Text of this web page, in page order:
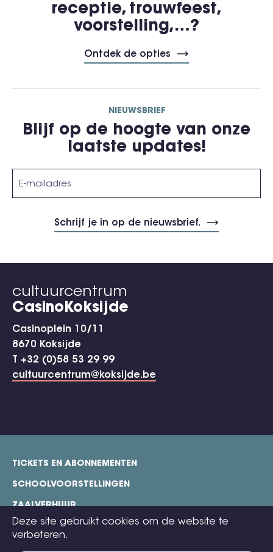
receptie, trouwfeest,
voorstelling,…?
Ontdek de opties
NIEUWSBRIEF
Blijf op de hoogte van onze
laatste updates!
cultuurcentrum
CasinoKoksijde
Casinoplein 10/11
8670 Koksijde
T +32 (0)58 53 29 99
cultuurcentrum@koksijde.be
Deze site gebruikt cookies om de website te
verbeteren.
footer
TICKETS EN ABONNEMENTEN
SCHOOLVOORSTELLINGEN
ZAALVERHUUR
TECHNISCHE FICHES